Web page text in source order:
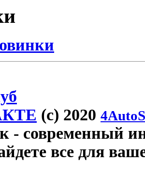
(c) 2020
- современный
все для